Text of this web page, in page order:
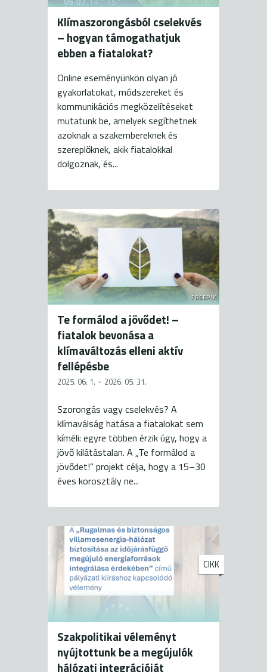
Klímaszorongásból cselekvés
– hogyan támogathatjuk
ebben a fiatalokat?
Online eseményünkön olyan jó
gyakorlatokat, módszereket és
kommunikációs megközelítéseket
mutatunk be, amelyek segíthetnek
azoknak a szakembereknek és
szereplőknek, akik fiatalokkal
dolgoznak, és...
FREEPIK
Te formálod a jövődet! –
fiatalok bevonása a
klímaváltozás elleni aktív
fellépésbe
2025. 06. 1. - 2026. 05. 31.
Szorongás vagy cselekvés? A
klímaválság hatása a fiatalokat sem
kíméli: egyre többen érzik úgy, hogy a
jövő kilátástalan. A „Te formálod a
jövődet!” projekt célja, hogy a 15–30
éves korosztály ne...
CIKK
Szakpolitikai véleményt
nyújtottunk be a megújulók
hálózati integrációját